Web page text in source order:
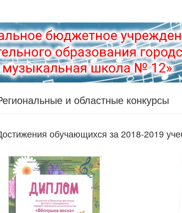
и областные конкурсы
обучающихся за 2018-2019